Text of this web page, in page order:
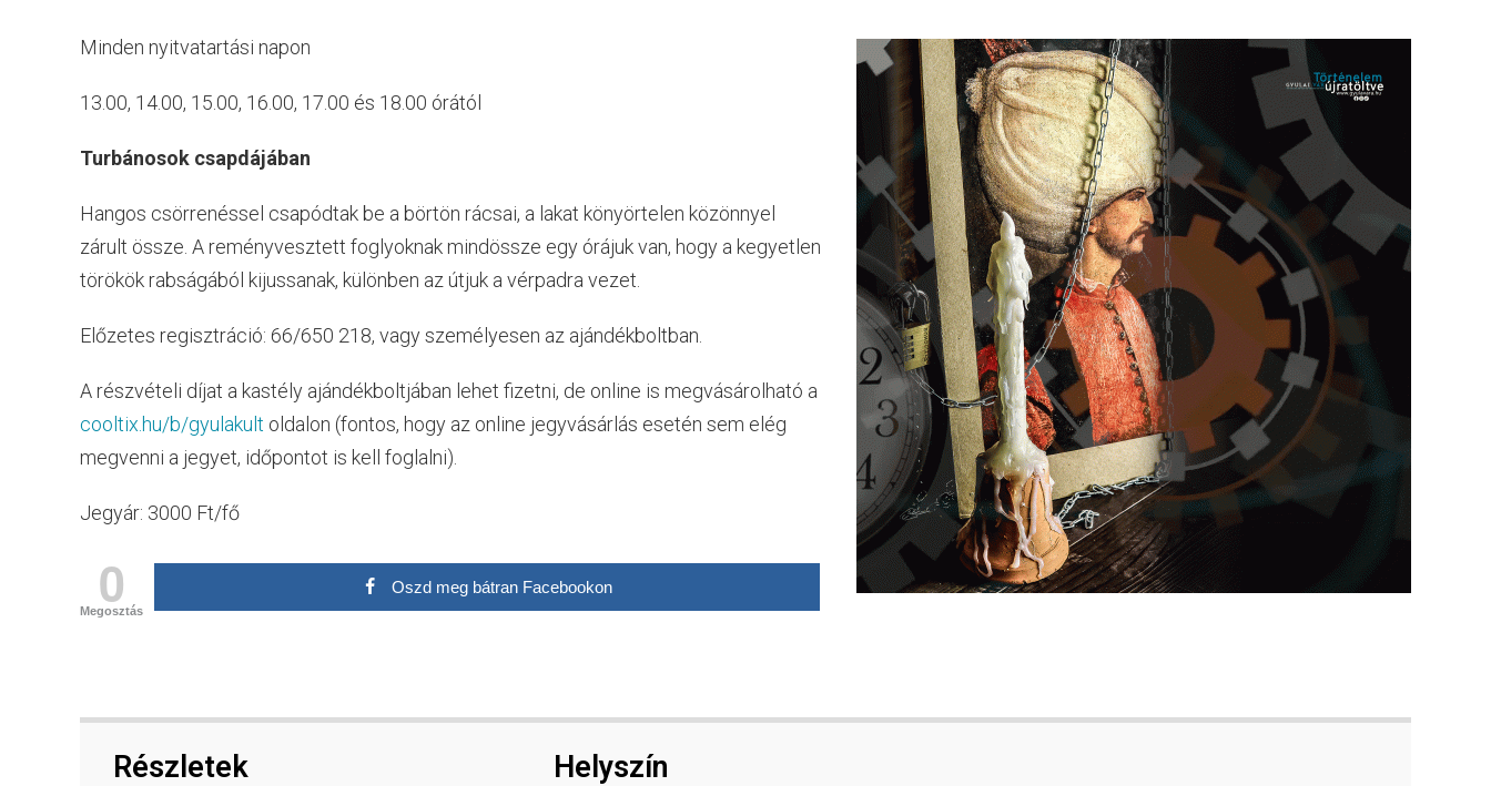
Minden nyitvatartási napon
13.00, 14.00, 15.00, 16.00, 17.00 és 18.00 órától
Turbánosok csapdájában
Hangos csörrenéssel csapódtak be a börtön rácsai, a lakat könyörtelen közönnyel
zárult össze. A reményvesztett foglyoknak mindössze egy órájuk van, hogy a kegyetlen
törökök rabságából kijussanak, különben az útjuk a vérpadra vezet.
Előzetes regisztráció: 66/650 218, vagy személyesen az ajándékboltban.
A részvételi díjat a kastély ajándékboltjában lehet fizetni, de online is megvásárolható a
cooltix.hu/b/gyulakult oldalon (fontos, hogy az online jegyvásárlás esetén sem elég
megvenni a jegyet, időpontot is kell foglalni).
Jegyár: 3000 Ft/fő
0
Megosztás
Oszd meg bátran Facebookon
Részletek Helyszín